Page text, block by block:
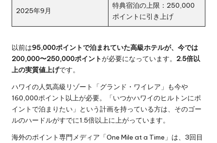
2025年9月
特典宿泊の上限：250,000
ポイントに引き上げ
以前は95,000ポイントで泊まれていた高級ホテルが、今では
200,000〜250,000ポイントが必要になっています。 2.5倍以
上の実質値上げです。
ハワイの人気高級リゾート「グランド・ワイレア」も今や
160,000ポイント以上が必要。「いつかハワイのヒルトンにポ
イントで泊まりたい」という計画を持っている方は、そのゴー
ルのハードルがすでに1.5倍以上に上がっています。
海外のポイント専門メディア「One Mile at a Time」は、3回目